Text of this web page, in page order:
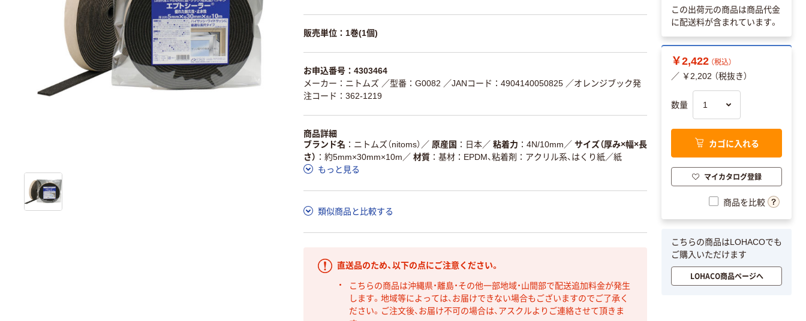
販売単位：1巻(1個)
お申込番号：4303464
メーカー：ニトムズ ／型番：G0082 ／JANコード：4904140050825 ／オレンジブック発
注コード：362-1219
商品詳細
ブランド名
ニトムズ（nitoms） ／ 原産国 日本／ 粘着力 4N/10mm ／ サイズ（厚み×幅×長
さ）
約5mm×30mm×10m ／ 材質
基材：EPDM、粘着剤：アクリル系、はくり紙／紙
もっと見る
類似商品と比較する
直送品のため、以下の点にご注意ください。
こちらの商品は沖縄県・離島・その他一部地域・山間部で配送追加料金が発生
します。地域等によっては、お届けできない場合もございますのでご了承く
ださい。ご注文後、お届け不可の場合は、アスクルよりご連絡させて頂きま
この出荷元の商品は商品代金
に配送料が含まれています。
￥2,422 （税込）
／ ￥2,202 （税抜き）
数量
カゴに入れる
マイカタログ登録
商品を比較
こちらの商品はLOHACOでも
ご購入いただけます
LOHACO商品ページへ